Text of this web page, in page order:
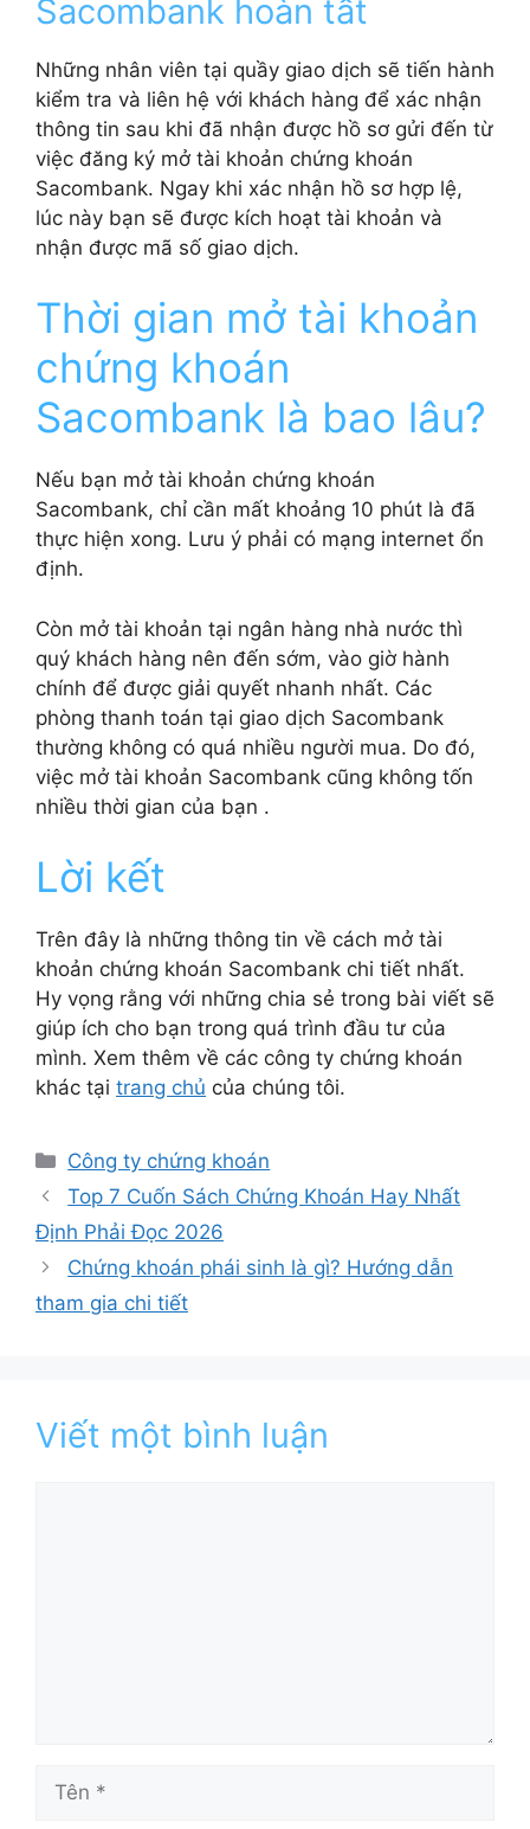
Sacombank hoàn tất
Những nhân viên tại quầy giao dịch sẽ tiến hành
kiểm tra và liên hệ với khách hàng để xác nhận
thông tin sau khi đã nhận được hồ sơ gửi đến từ
việc đăng ký mở tài khoản chứng khoán
Sacombank. Ngay khi xác nhận hồ sơ hợp lệ,
lúc này bạn sẽ được kích hoạt tài khoản và
nhận được mã số giao dịch.
Thời gian mở tài khoản
chứng khoán
Sacombank là bao lâu?
Nếu bạn mở tài khoản chứng khoán
Sacombank, chỉ cần mất khoảng 10 phút là đã
thực hiện xong. Lưu ý phải có mạng internet ổn
định.
Còn mở tài khoản tại ngân hàng nhà nước thì
quý khách hàng nên đến sớm, vào giờ hành
chính để được giải quyết nhanh nhất. Các
phòng thanh toán tại giao dịch Sacombank
thường không có quá nhiều người mua. Do đó,
việc mở tài khoản Sacombank cũng không tốn
nhiều thời gian của bạn .
Lời kết
Trên đây là những thông tin về cách mở tài
khoản chứng khoán Sacombank chi tiết nhất.
Hy vọng rằng với những chia sẻ trong bài viết sẽ
giúp ích cho bạn trong quá trình đầu tư của
mình. Xem thêm về các công ty chứng khoán
khác tại trang chủ của chúng tôi.
Danh
mục
Công ty chứng khoán
Top 7 Cuốn Sách Chứng Khoán Hay Nhất
Định Phải Đọc 2026
Chứng khoán phái sinh là gì? Hướng dẫn
tham gia chi tiết
Viết một bình luận
Tên